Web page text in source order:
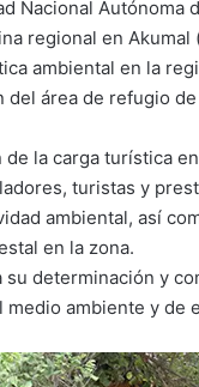
Nacional Autónoma
regional en
ambiental en la
área de refugio
la carga turística
turistas y
ambiental, así
en la zona.
su determinación y
ambiente y de